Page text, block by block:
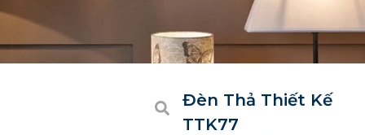
Đèn Thả Thiết Kế
TTK77